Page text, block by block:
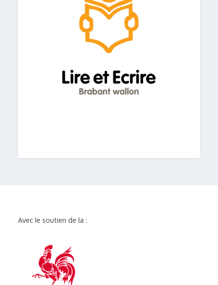
Avec le soutien de la :